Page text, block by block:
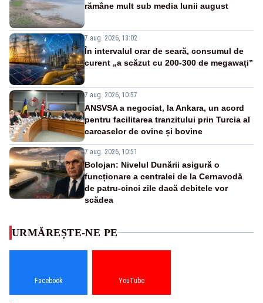
rămâne mult sub media lunii august
7 aug. 2026, 13:02
În intervalul orar de seară, consumul de
curent „a scăzut cu 200-300 de megawați”
7 aug. 2026, 10:57
ANSVSA a negociat, la Ankara, un acord
pentru facilitarea tranzitului prin Turcia al
carcaselor de ovine și bovine
7 aug. 2026, 10:51
Bolojan: Nivelul Dunării asigură o
funcționare a centralei de la Cernavodă
de patru-cinci zile dacă debitele vor
scădea
URMĂREȘTE-NE PE
Facebook YouTube